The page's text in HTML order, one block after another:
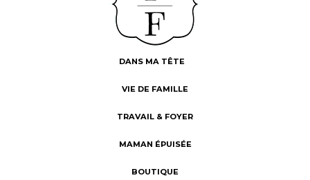
DANS MA TÊTE
VIE DE FAMILLE
TRAVAIL & FOYER
MAMAN ÉPUISÉE
BOUTIQUE